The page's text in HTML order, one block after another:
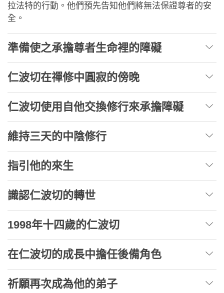
拉法特的行動。他們預先告知他們將無法保證尊者的安
全。
準備使之承擔尊者生命裡的障礙
仁波切在禪修中圓寂的傍晚
仁波切使用自他交換修行來承擔障礙
維持三天的中陰修行
指引他的來生
識認仁波切的轉世
1998年十四歲的仁波切
在仁波切的成長中擔任後備角色
祈願再次成為他的弟子